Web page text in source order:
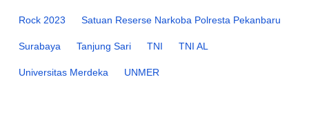
Rock 2023 Satuan Reserse Narkoba Polresta Pekanbaru
Surabaya Tanjung Sari TNI TNI AL
Universitas Merdeka UNMER